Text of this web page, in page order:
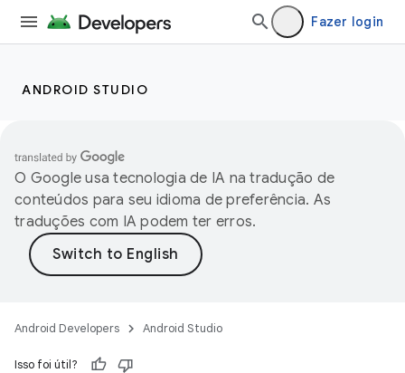
Fazer login
ANDROID STUDIO
O Google usa tecnologia de IA na tradução de
conteúdos para seu idioma de preferência. As
traduções com IA podem ter erros.
Android Developers Android Studio
Isso foi útil?